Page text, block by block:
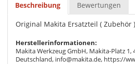
Beschreibung Bewertungen
Original Makita Ersatzteil ( Zubehör )
Herstellerinformationen:
Makita Werkzeug GmbH, Makita-Platz 1,
Deutschland, info@makita.de, https://